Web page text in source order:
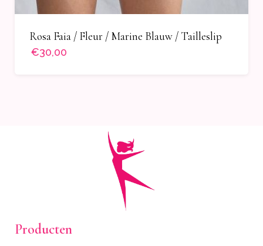
Rosa Faia / Fleur / Marine Blauw / Tailleslip
€30,00
Producten